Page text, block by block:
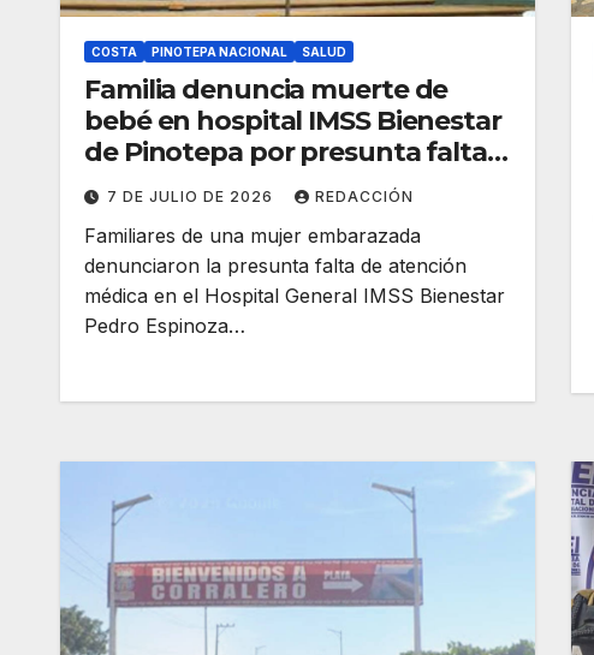
COSTA PINOTEPA NACIONAL SALUD
Familia denuncia muerte de
bebé en hospital IMSS Bienestar
de Pinotepa por presunta falta
de atención médica
7 DE JULIO DE 2026 REDACCIÓN
Familiares de una mujer embarazada
denunciaron la presunta falta de atención
médica en el Hospital General IMSS Bienestar
Pedro Espinoza…